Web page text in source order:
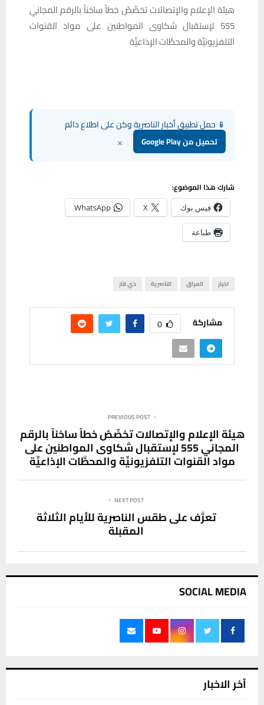
هيئة الإعلام والإتصالات تخصِّصُ خطاً ساخناً بالرقم المجاني
555 لإستقبال شكاوى المواطنين على مواد القنوات
التلفزيونيِّة والمحطَّات الإذاعيِّة
📱 حمل تطبيق أخبار الناصرية وكن على اطلاع دائم
تحميل من Google Play ×
شارك هذا الموضوع:
فيس بوك X
WhatsApp
طباعة
اخبار العراق الناصرية ذي قار
مشاركة 0
PREVIOUS POST
هيئة الإعلام والإتصالات تخصِّصُ خطاً ساخناً بالرقم
المجاني 555 لإستقبال شكاوى المواطنين على
مواد القنوات التلفزيونيِّة والمحطَّات الإذاعيِّة
NEXT POST
تعرَّف على طقس الناصرية للأيام الثلاثة
المقبلة
SOCIAL MEDIA
آخر الاخبار